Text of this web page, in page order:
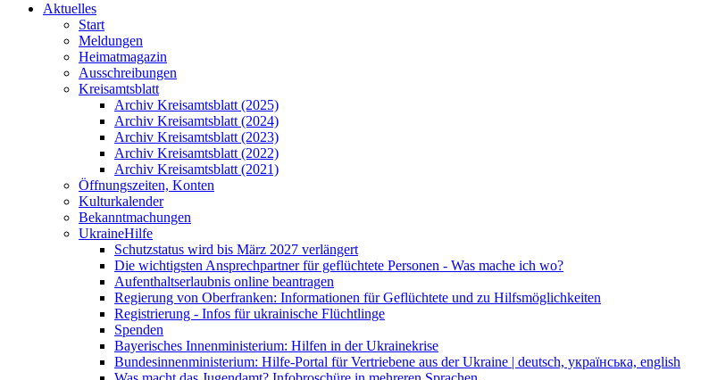
Aktuelles
Start
Meldungen
Heimatmagazin
Ausschreibungen
Kreisamtsblatt
Archiv Kreisamtsblatt (2025)
Archiv Kreisamtsblatt (2024)
Archiv Kreisamtsblatt (2023)
Archiv Kreisamtsblatt (2022)
Archiv Kreisamtsblatt (2021)
Öffnungszeiten, Konten
Kulturkalender
Bekanntmachungen
UkraineHilfe
Schutzstatus wird bis März 2027 verlängert
Die wichtigsten Ansprechpartner für geflüchtete Personen - Was mache ich wo?
Aufenthaltserlaubnis online beantragen
Regierung von Oberfranken: Informationen für Geflüchtete und zu Hilfsmöglichkeiten
Registrierung - Infos für ukrainische Flüchtlinge
Spenden
Bayerisches Innenministerium: Hilfen in der Ukrainekrise
Bundesinnenministerium: Hilfe-Portal für Vertriebene aus der Ukraine | deutsch, українська, english